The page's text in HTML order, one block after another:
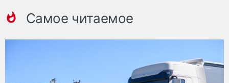
Самое читаемое